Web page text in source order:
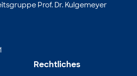
Prof. Dr. Kulgemeyer
Rechtliches